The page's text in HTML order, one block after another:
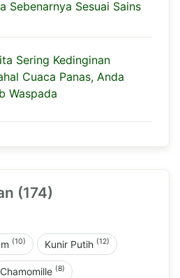
Sebenarnya Sesuai Sains
Sering Kedinginan
Cuaca Panas, Anda
Waspada
(174)
(10) Kunir Putih (12)
Chamomille (8)